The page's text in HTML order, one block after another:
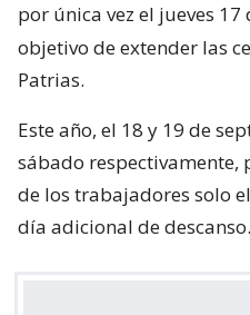
por única vez el jueves
objetivo de extender las
Patrias.
Este año, el 18 y 19 de
sábado
de los trabajadores solo
día adicional de descanso.